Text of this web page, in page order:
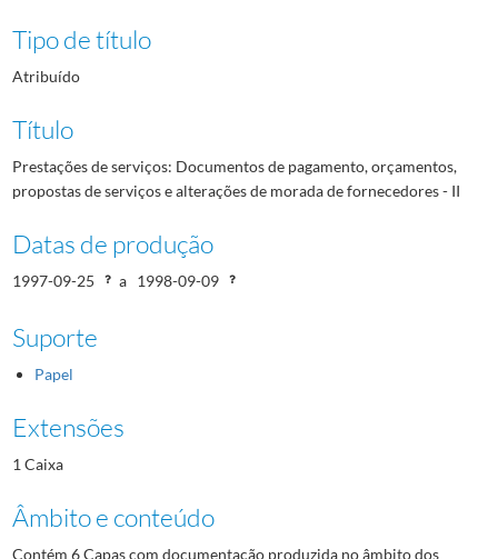
Tipo de título
Atribuído
Título
Prestações de serviços: Documentos de pagamento, orçamentos,
propostas de serviços e alterações de morada de fornecedores - II
Datas de produção
1997-09-25 a 1998-09-09
Suporte
Papel
Extensões
1 Caixa
Âmbito e conteúdo
Contém 6 Capas com documentação produzida no âmbito dos